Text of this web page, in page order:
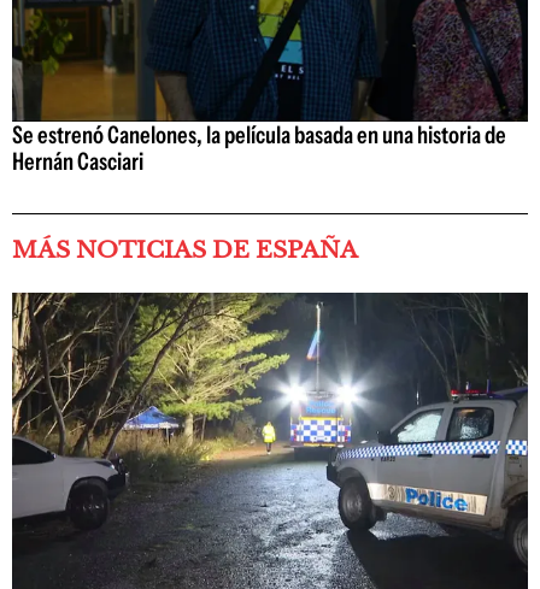
Se estrenó Canelones, la película basada en una historia de
Hernán Casciari
MÁS NOTICIAS DE ESPAÑA